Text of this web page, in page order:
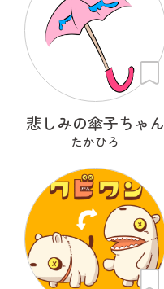
悲しみの傘子ちゃん
たかひろ